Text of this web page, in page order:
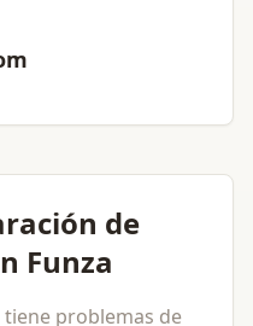
de
Funza
problemas de